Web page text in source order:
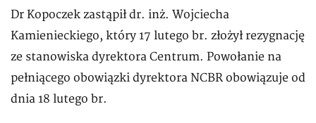
Dr Kopoczek zastąpił dr. inż. Wojciecha
Kamienieckiego, który 17 lutego br. złożył rezygnację
ze stanowiska dyrektora Centrum. Powołanie na
pełniącego obowiązki dyrektora NCBR obowiązuje od
dnia 18 lutego br.